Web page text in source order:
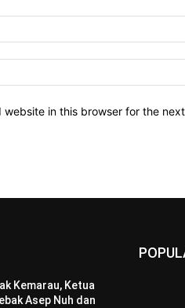
website in this browser for the
Kemarau, Ketua
Asep Nuh dan